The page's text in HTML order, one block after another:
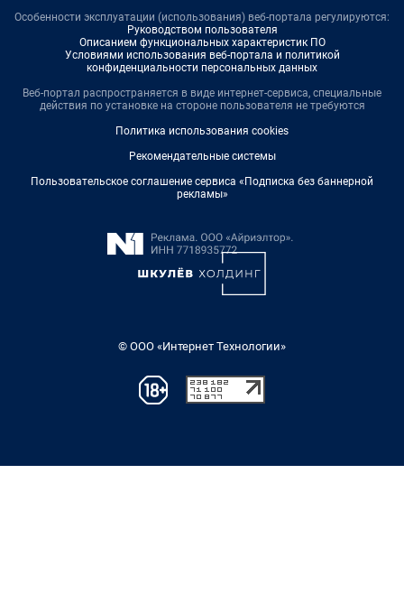
Особенности эксплуатации (использования) веб-портала регулируются:
Руководством пользователя
Описанием функциональных характеристик ПО
Условиями использования веб-портала и политикой
конфиденциальности персональных данных
Веб-портал распространяется в виде интернет-сервиса, специальные
действия по установке на стороне пользователя не требуются
Политика использования cookies
Рекомендательные системы
Пользовательское соглашение сервиса «Подписка без баннерной
рекламы»
© ООО «Интернет Технологии»